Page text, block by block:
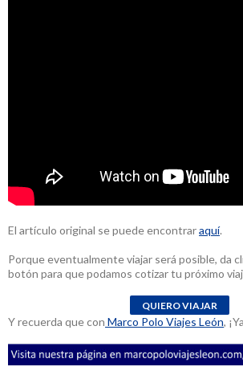
El artículo original se puede encontraraquí.
Porque eventualmente viajar será posible, da
botón para que podamos cotizar tu próximo
Y recuerda que con Marco Polo Viajes León,